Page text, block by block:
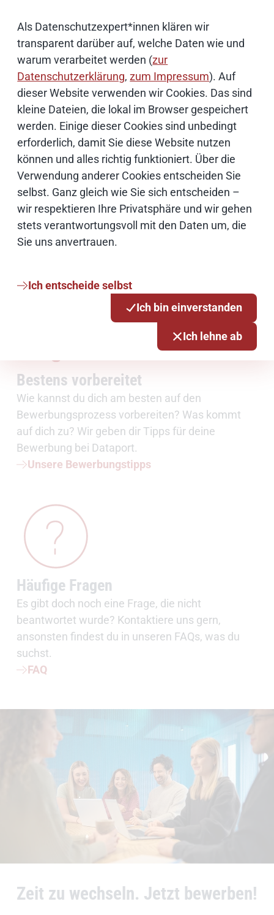
Als Datenschutzexpert*innen klären wir
transparent darüber auf, welche Daten wie und
warum verarbeitet werden (zur
Datenschutzerklärung,zum Impressum). Auf
dieser Website verwenden wir Cookies. Das sind
kleine Dateien, die lokal im Browser gespeichert
werden. Einige dieser Cookies sind unbedingt
erforderlich, damit Sie diese Website nutzen
können und alles richtig funktioniert. Über die
Verwendung anderer Cookies entscheiden Sie
selbst. Ganz gleich wie Sie sich entscheiden –
wir respektieren Ihre Privatsphäre und wir gehen
stets verantwortungsvoll mit den Daten um, die
Sie uns anvertrauen.
Ich entscheide selbst
Ich bin einverstanden
Ich lehne ab
Weitere Jobs
Wissenswertes zu deiner
Bewerbung
Eine unserer größten Stärken? Sorgfalt. Weil
Bewerbungsprozesse bei uns demokratisch
ablaufen und viele Beteiligte ein großes Interesse
an dir haben, kann dein Bewerbungsprozess
Bestens vorbereitet
Wie kannst du dich am besten auf den
Bewerbungsprozess vorbereiten? Was kommt
auf dich zu? Wir geben dir Tipps für deine
Bewerbung bei Dataport.
Unsere Bewerbungstipps
Häufige Fragen
Es gibt doch noch eine Frage, die nicht
beantwortet wurde? Kontaktiere uns gern,
ansonsten findest du in unseren FAQs, was du
suchst.
FAQ
Zeit zu wechseln. Jetzt bewerben!